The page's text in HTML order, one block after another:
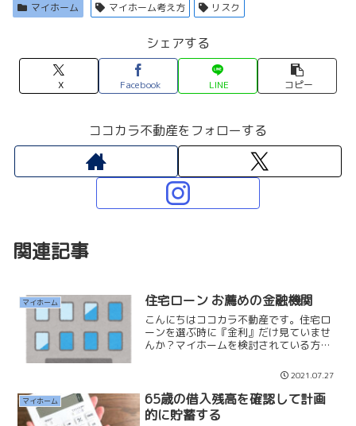
マイホーム マイホーム考え方 リスク
シェアする
X Facebook LINE コピー
ココカラ不動産をフォローする
関連記事
マイホーム 住宅ローン お薦めの金融機関
こんにちはココカラ不動産です。住宅ロ
ーンを選ぶ時に『金利』だけ見ていませ
んか？マイホームを検討されている方に
メガバンク・地方銀行・信用金庫・フラ
ット35金融機関によって借入限度額や融
資対象の属性が大きく違...
2021.07.27
マイホーム
65歳の借入残高を確認して計画
的に貯蓄する